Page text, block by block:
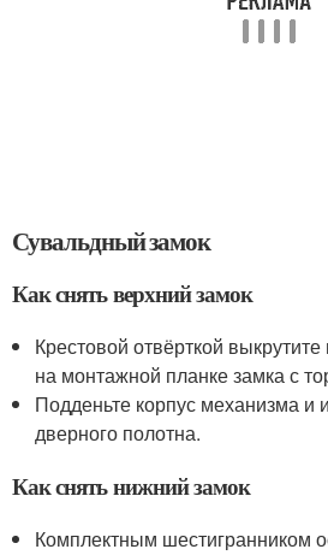
Сувальдный замок
Как снять верхний замок
Крестовой отвёрткой
на монтажной планке замка с
Подденьте корпус механизма и
дверного полотна.
Как снять нижний замок
Комплектным шестигранником